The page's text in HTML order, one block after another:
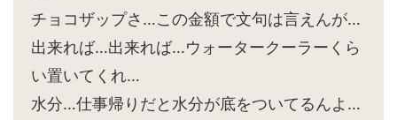
チョコザップさ…この金額で文句は言えんが…
出来れば…出来れば…ウォータークーラーくら
い置いてくれ…
水分…仕事帰りだと水分が底をついてるんよ…